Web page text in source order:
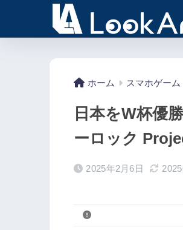
ホーム スマホゲーム
日本をW杯優
ーロック
2025年2月6日